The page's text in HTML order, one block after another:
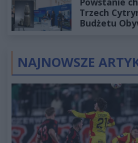
Trzech
Budżetu
NAJNOWSZE